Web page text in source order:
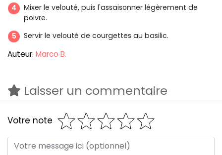
Mixer le velouté, puis l'assaisonner légèrement de
poivre.
Servir le velouté de courgettes au basilic.
Auteur: Marco B.
Laisser un commentaire
Votre note